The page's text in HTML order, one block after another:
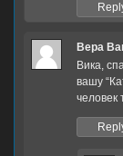
Вера
Вика,
вашу
человек